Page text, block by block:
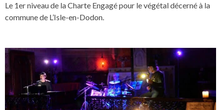
Le 1er niveau de la Charte Engagé pour le végétal décerné à la
commune de L’Isle-en-Dodon.